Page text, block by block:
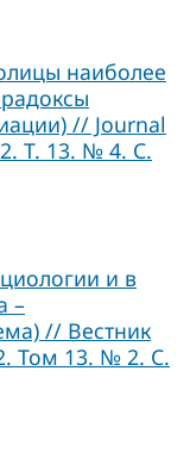
наиболее
// Journal
Т. 13. № 4. С.
и в
–
// Вестник
Том 13. № 2. C.